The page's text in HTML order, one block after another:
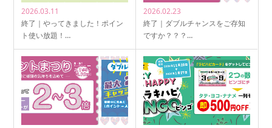
2026.03.11
終了｜やってきました！ポイン
ト使い放題！…
2026.02.23
終了｜ダブルチャンスをご存知
ですか？？？…